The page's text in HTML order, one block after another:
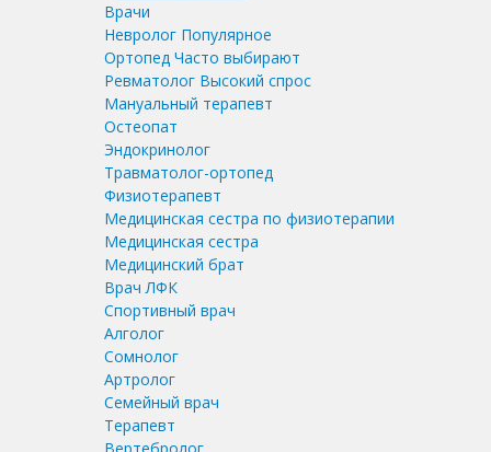
Врачи
Невролог Популярное
Ортопед Часто выбирают
Ревматолог Высокий спрос
Мануальный терапевт
Остеопат
Эндокринолог
Травматолог-ортопед
Физиотерапевт
Медицинская сестра по физиотерапии
Медицинская сестра
Медицинский брат
Врач ЛФК
Спортивный врач
Алголог
Сомнолог
Артролог
Семейный врач
Терапевт